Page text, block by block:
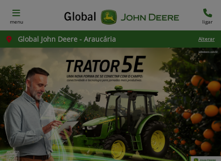
menu ligar
Global John Deere - Araucária Alterar